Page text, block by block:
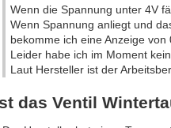
Wenn die Spannung unter 4V
Wenn Spannung anliegt und
bekomme ich eine Anzeige
Leider habe ich im Moment
Laut Hersteller ist der
das Ventil